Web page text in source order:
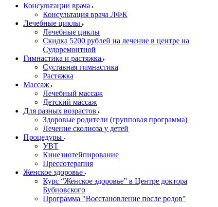
Консультации врача
Консультация врача ЛФК
Лечебные циклы
Лечебные циклы
Скидка 5200 рублей на лечение в центре на
Судоремонтной
Гимнастика и растяжка
Суставная гимнастика
Растяжка
Массаж
Лечебный массаж
Детский массаж
Для разных возрастов
Здоровые родители (групповая программа)
Лечение сколиоза у детей
Процедуры
УВТ
Кинезиотейпирование
Прессотерапия
Женское здоровье
Курс “Женское здоровье” в Центре доктора
Бубновского
Программа "Восстановление после родов"